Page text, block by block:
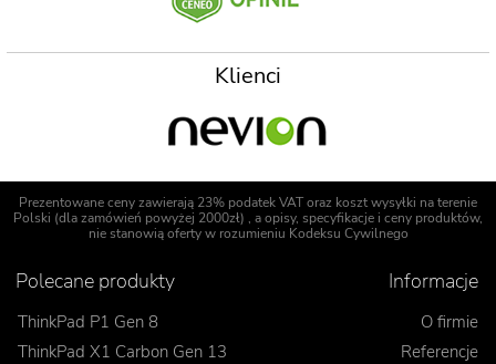
Klienci
Prezentowane ceny zawierają 23% podatek VAT oraz koszt wysyłki na terenie
Polski (dla zamówień powyżej 2000zł) , a opisy, specyfikacje i ceny produktów,
nie stanowią oferty w rozumieniu Kodeksu Cywilnego
Polecane produkty
ThinkPad P1 Gen 8
ThinkPad X1 Carbon Gen 13
Informacje
O firmie
Referencje